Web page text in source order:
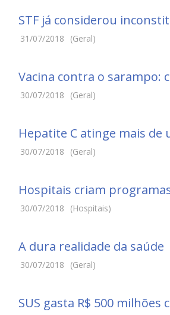
STF já considerou
31/07/2018 (Geral)
Vacina contra o sarampo:
30/07/2018 (Geral)
Hepatite C atinge mais de
30/07/2018 (Geral)
Hospitais criam
30/07/2018 (Hospitais)
A dura realidade da saúde
30/07/2018 (Geral)
SUS gasta R$ 500